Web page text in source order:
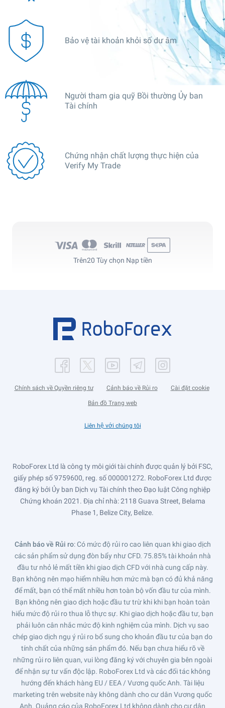
Bảo vệ tài khoản khỏi số dư âm
Người tham gia quỹ Bồi thường Ủy ban
Tài chính
Chứng nhận chất lượng thực hiện của
Verify My Trade
Trên20 Tùy chọn Nạp tiền
Chính sách về Quyền riêng tư Cảnh báo về Rủi ro Cài đặt cookie
Bản đồ Trang web
Liên hệ với chúng tôi
RoboForex Ltd là công ty môi giới tài chính được quản lý bởi FSC,
giấy phép số 9759600, reg. số 000001272. RoboForex Ltd được
đăng ký bởi Ủy ban Dịch vụ Tài chính theo Đạo luật Công nghiệp
Chứng khoán 2021. Địa chỉ nhà: 2118 Guava Street, Belama
Phase 1, Belize City, Belize.
Cảnh báo về Rủi ro: Có mức độ rủi ro cao liên quan khi giao dịch
các sản phẩm sử dụng đòn bẩy như CFD. 75.85% tài khoản nhà
đầu tư nhỏ lẻ mất tiền khi giao dịch CFD với nhà cung cấp này.
Bạn không nên mạo hiểm nhiều hơn mức mà bạn có đủ khả năng
để mất, bạn có thể mất nhiều hơn toàn bộ vốn đầu tư của mình.
Bạn không nên giao dịch hoặc đầu tư trừ khi khi bạn hoàn toàn
hiểu mức độ rủi ro thua lỗ thực sự. Khi giao dịch hoặc đầu tư, bạn
phải luôn cân nhắc mức độ kinh nghiệm của mình. Dịch vụ sao
chép giao dịch ngụ ý rủi ro bổ sung cho khoản đầu tư của bạn do
tính chất của những sản phẩm đó. Nếu bạn chưa hiểu rõ về
những rủi ro liên quan, vui lòng đăng ký với chuyên gia bên ngoài
để nhận sự tư vấn độc lập. RoboForex Ltd và các đối tác không
hướng đến khách hàng EU / EEA / Vương quốc Anh. Tài liệu
marketing trên website này không dành cho cư dân Vương quốc
Anh. Quảng cáo của RoboForex Ltd không dành cho cư dân